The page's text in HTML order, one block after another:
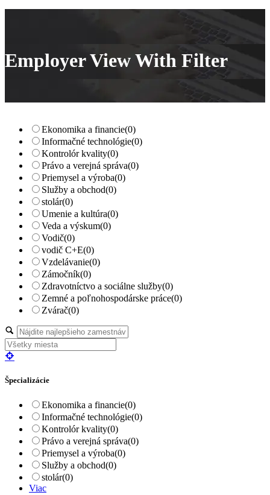
Employer View With Filter
Ekonomika a financie(0)
Informačné technológie(0)
Kontrolór kvality(0)
Právo a verejná správa(0)
Priemysel a výroba(0)
Služby a obchod(0)
stolár(0)
Umenie a kultúra(0)
Veda a výskum(0)
Vodič(0)
vodič C+E(0)
Vzdelávanie(0)
Zámočník(0)
Zdravotníctvo a sociálne služby(0)
Zemné a poľnohospodárske práce(0)
Zvárač(0)
Špecializácie
Ekonomika a financie(0)
Informačné technológie(0)
Kontrolór kvality(0)
Právo a verejná správa(0)
Priemysel a výroba(0)
Služby a obchod(0)
stolár(0)
Viac